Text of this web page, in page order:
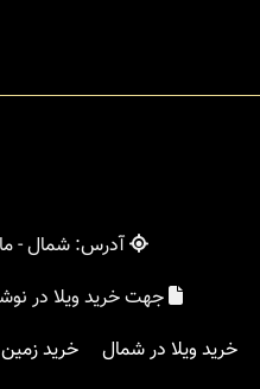
آدرس: شمال -
جهت خرید ویلا در
خرید ویلا در شمال خرید